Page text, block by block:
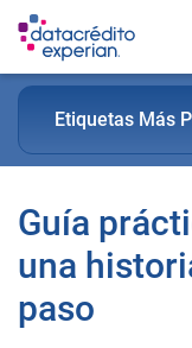
Etiquetas Más
Guía
una
paso